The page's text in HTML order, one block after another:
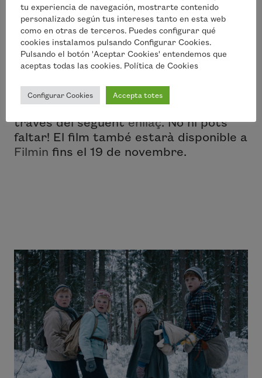
fòrum ambCarme Suñé, presidenta de
l’entitatFundiPauper poder parlar
amb tots els infants presents a la
projecció sobre els valors de la
pel·lícula i la seva vigència en el context
Podràs comprar les teves entrades a
través del següentenllaç. No hi pots
faltar! El film també estarà disponible a
Filmin fins el 19 de novembre.
tu experiencia de navegación, mostrarte contenido
personalizado según tus intereses tanto en esta web
como en otras de terceros. Puedes configurar qué
cookies instalamos pulsando Configurar Cookies.
Pulsando el botón 'Aceptar Cookies' entendemos que
aceptas todas las cookies. Política de Cookies
Configurar Cookies Accepta totes